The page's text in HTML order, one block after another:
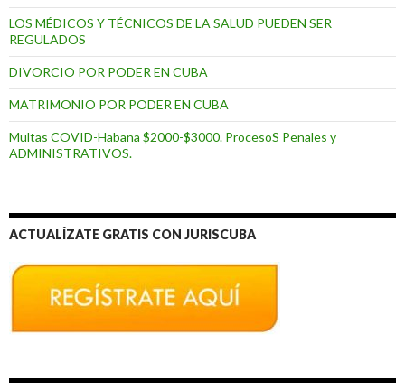
LOS MÉDICOS Y TÉCNICOS DE LA SALUD PUEDEN SER
REGULADOS
DIVORCIO POR PODER EN CUBA
MATRIMONIO POR PODER EN CUBA
Multas COVID-Habana $2000-$3000. ProcesoS Penales y
ADMINISTRATIVOS.
ACTUALÍZATE GRATIS CON JURISCUBA